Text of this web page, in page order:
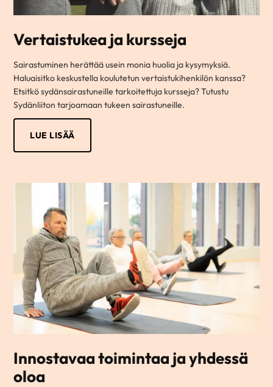
Vertaistukea ja kursseja
Sairastuminen herättää usein monia huolia ja kysymyksiä.
Haluaisitko keskustella koulutetun vertaistukihenkilön kanssa?
Etsitkö sydänsairastuneille tarkoitettuja kursseja? Tutustu
Sydänliiton tarjoamaan tukeen sairastuneille.
LUE LISÄÄ
Innostavaa toimintaa ja yhdessä
oloa